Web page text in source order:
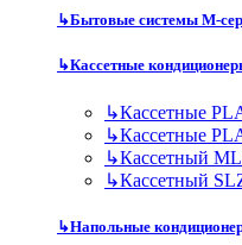
↳Бытовые системы M-
↳Кассетные
↳Кассетные
↳Кассетные
↳Кассетный
↳Кассетный
↳Напольные